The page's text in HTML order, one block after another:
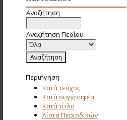
Αναζήτηση
Αναζήτηση Πεδίου
Περιήγηση
Κατά τεύχος
Κατά συγγραφέα
Κατά τίτλο
Λίστα Περιοδικών